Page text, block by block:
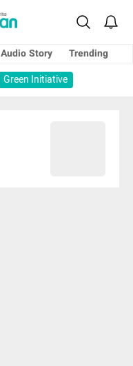
Audio Story
Trending
Green Initiative